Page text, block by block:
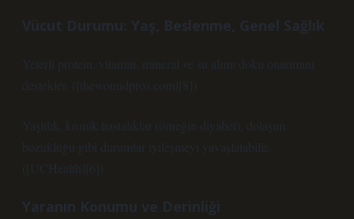
Vücut Durumu: Yaş, Beslenme, Genel Sağlık
Yeterli protein, vitamin, mineral ve su alımı doku onarımını
destekler. ([thewoundpros.com][8])
Yaşlılık, kronik hastalıklar (örneğin diyabet), dolaşım
bozukluğu gibi durumlar iyileşmeyi yavaşlatabilir.
([UCHealth][6])
Yaranın Konumu ve Derinliği